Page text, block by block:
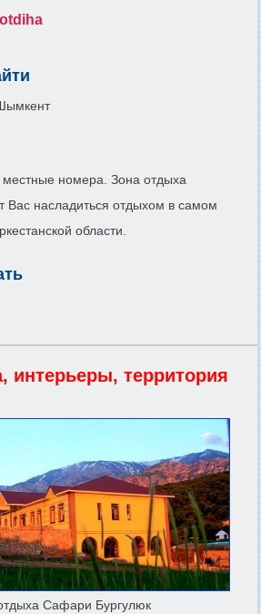
номера. Зона отдыха
насладиться отдыхом в самом
области.
интерьеры, территория
Сафари Бургулюк